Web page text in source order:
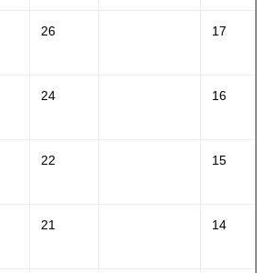
26 17
24 16
22 15
21 14